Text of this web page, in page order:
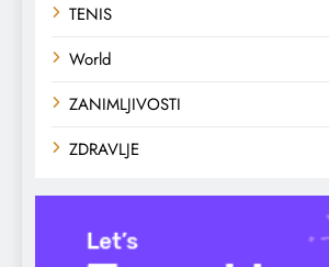
TENIS
World
ZANIMLJIVOSTI
ZDRAVLJE